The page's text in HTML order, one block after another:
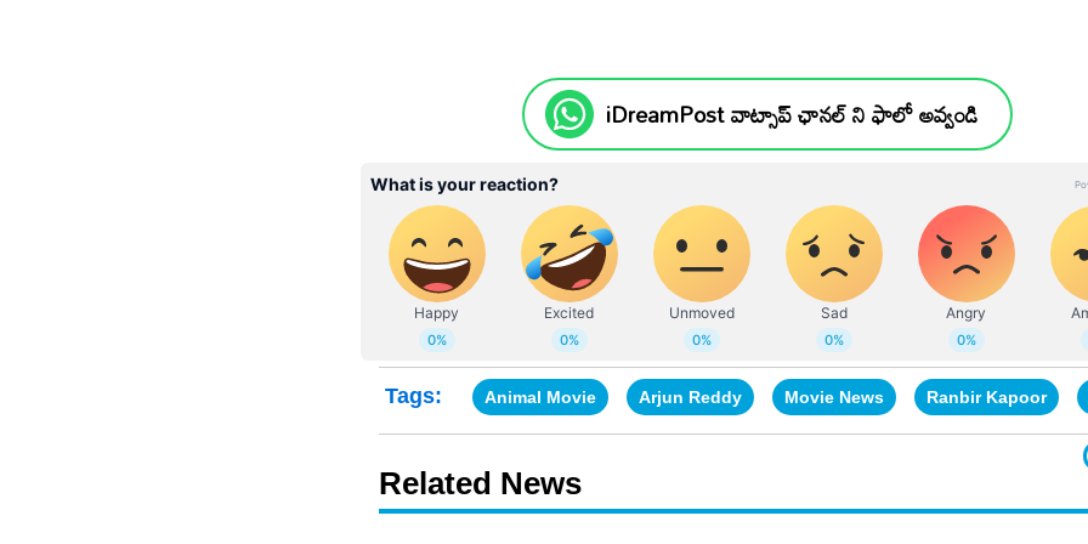
iDreamPost వాట్సాప్ ఛానల్ ని ఫాలో అవ్వండి
Tags: Animal Movie Arjun Reddy Movie News Ranbir Kapoor
Related News